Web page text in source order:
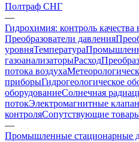
Полтраф СНГ
—
Гидрохимия: контроль качества
Преобразователи давления
уровняТемпература
газоанализаторыРасход
потока воздуха
приборыГидрогеологическое
оборудованиеСолнечная
потокЭлектромагнитные
контроляСопутствующие
—
Промышленные стационарные